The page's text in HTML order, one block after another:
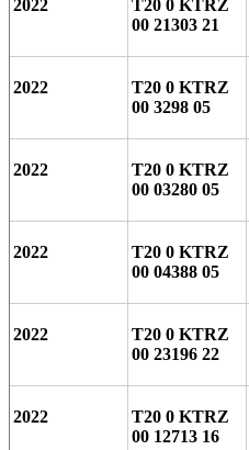
2022
T20 0 KTRZ
00 21303 21
2022
T20 0 KTRZ
00 3298 05
2022
T20 0 KTRZ
00 03280 05
2022
T20 0 KTRZ
00 04388 05
2022
T20 0 KTRZ
00 23196 22
2022
T20 0 KTRZ
00 12713 16